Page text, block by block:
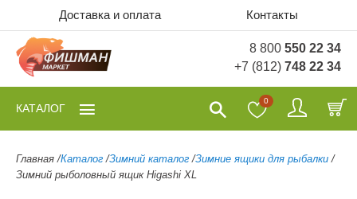
Доставка и оплата Контакты
8 800 550 22 34
+7 (812) 748 22 34
0
КАТАЛОГ
Главная /Каталог /Зимний каталог /Зимние ящики для рыбалки /
Зимний рыболовный ящик Higashi XL